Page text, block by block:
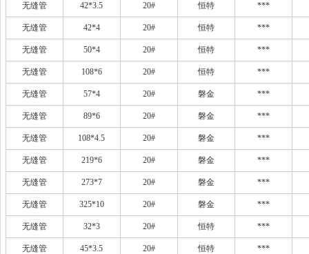
无缝管 42*3.5 20# 恒特 ***
无缝管 42*4 20# 恒特 ***
无缝管 50*4 20# 恒特 ***
无缝管 108*6 20# 恒特 ***
无缝管 57*4 20# 磐金 ***
无缝管 89*6 20# 磐金 ***
无缝管 108*4.5 20# 磐金 ***
无缝管 219*6 20# 磐金 ***
无缝管 273*7 20# 磐金 ***
无缝管 325*10 20# 磐金 ***
无缝管 32*3 20# 恒特 ***
无缝管 45*3.5 20# 恒特 ***